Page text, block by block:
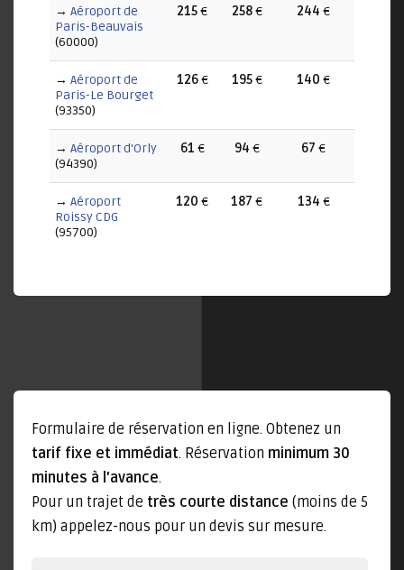
→ Aéroport de
Paris-Beauvais
(60000)
215€ 258€ 244 €
→ Aéroport de
Paris-Le Bourget
(93350)
126€ 195€ 140 €
→ Aéroport d'Orly
(94390)
61 € 94 € 67 €
→ Aéroport
Roissy CDG
(95700)
120 € 187 € 134 €
Formulaire de réservation en ligne. Obtenez un
tarif fixe et immédiat. Réservation minimum 30
minutes à l'avance.
Pour un trajet de très courte distance (moins de 5
km) appelez-nous pour un devis sur mesure.